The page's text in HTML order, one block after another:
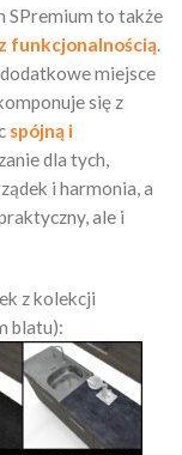
SPremium to także
funkcjonalnością
miejsce
się z
spójną i
dla tych,
i harmonia, a
ale i
z kolekcji
blatu):